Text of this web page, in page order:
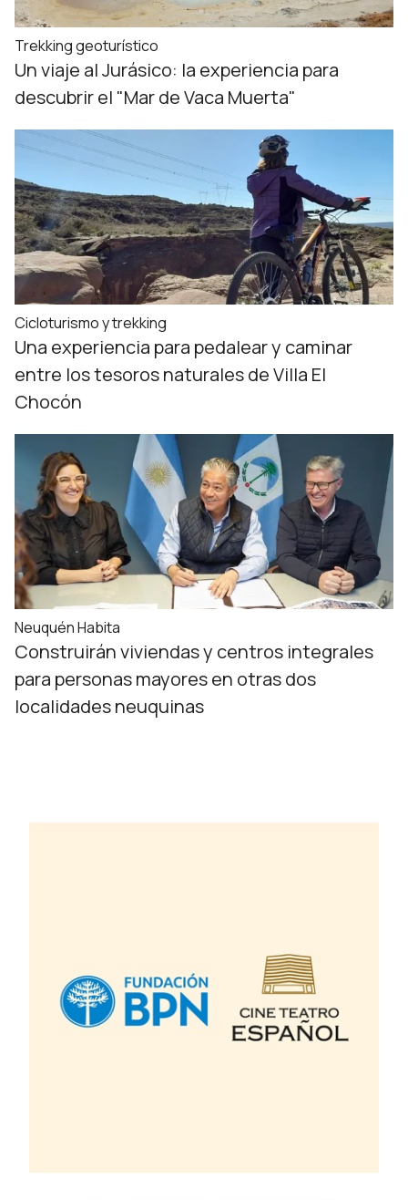
Trekking geoturístico
Un viaje al Jurásico: la experiencia para
descubrir el "Mar de Vaca Muerta"
Cicloturismo y trekking
Una experiencia para pedalear y caminar
entre los tesoros naturales de Villa El
Chocón
Neuquén Habita
Construirán viviendas y centros integrales
para personas mayores en otras dos
localidades neuquinas